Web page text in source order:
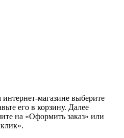
магазине выберите
его в корзину. Далее
на «Оформить заказ» или